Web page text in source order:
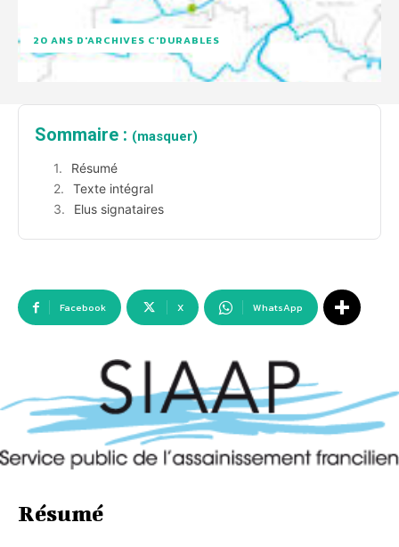
20 ANS D'ARCHIVES C'DURABLES
Sommaire : (masquer)
Résumé
Texte intégral
Elus signataires
Facebook X WhatsApp
Résumé